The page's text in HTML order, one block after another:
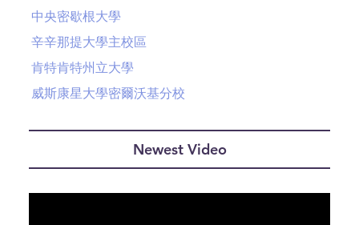
中央密歇根大學
辛辛那提大學主校區
肯特肯特州立大學
威斯康星大學密爾沃基分校
Newest Video